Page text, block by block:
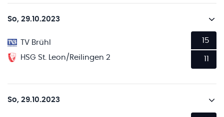
So, 29.10.2023
TV Brühl
HSG St. Leon/Reilingen 2
15
So, 29.10.2023